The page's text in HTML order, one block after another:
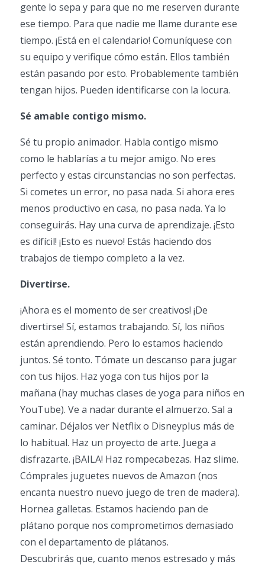
gente lo sepa y para que no me reserven durante
ese tiempo. Para que nadie me llame durante ese
tiempo. ¡Está en el calendario! Comuníquese con
su equipo y verifique cómo están. Ellos también
están pasando por esto. Probablemente también
tengan hijos. Pueden identificarse con la locura.
Sé amable contigo mismo.
Sé tu propio animador. Habla contigo mismo
como le hablarías a tu mejor amigo. No eres
perfecto y estas circunstancias no son perfectas.
Si cometes un error, no pasa nada. Si ahora eres
menos productivo en casa, no pasa nada. Ya lo
conseguirás. Hay una curva de aprendizaje. ¡Esto
es difícil! ¡Esto es nuevo! Estás haciendo dos
trabajos de tiempo completo a la vez.
Divertirse.
¡Ahora es el momento de ser creativos! ¡De
divertirse! Sí, estamos trabajando. Sí, los niños
están aprendiendo. Pero lo estamos haciendo
juntos. Sé tonto. Tómate un descanso para jugar
con tus hijos. Haz yoga con tus hijos por la
mañana (hay muchas clases de yoga para niños en
YouTube). Ve a nadar durante el almuerzo. Sal a
caminar. Déjalos ver Netflix o Disneyplus más de
lo habitual. Haz un proyecto de arte. Juega a
disfrazarte. ¡BAILA! Haz rompecabezas. Haz slime.
Cómprales juguetes nuevos de Amazon (nos
encanta nuestro nuevo juego de tren de madera).
Hornea galletas. Estamos haciendo pan de
plátano porque nos comprometimos demasiado
con el departamento de plátanos.
Descubrirás que, cuanto menos estresado y más